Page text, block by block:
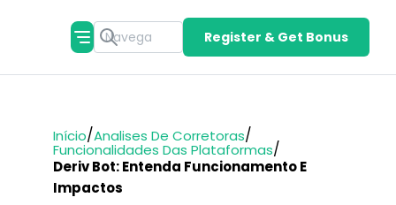
Register & Get Bonus
Início/Analises De Corretoras/
Funcionalidades Das Plataformas/
Deriv Bot: Entenda Funcionamento E
Impactos